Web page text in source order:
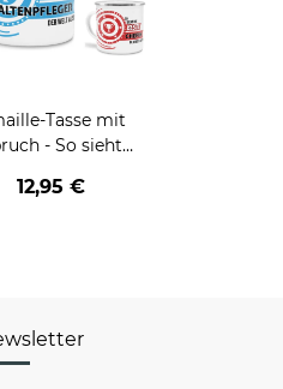
Tasse mit
- So sieht
- aus
12,95 €